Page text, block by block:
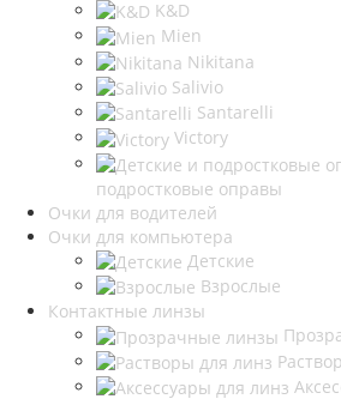
K&D
Mien
Nikitana
Salivio
Santarelli
Victory
подростковые оправы
Очки для водителей
Очки для компьютера
Детские
Взрослые
Контактные линзы